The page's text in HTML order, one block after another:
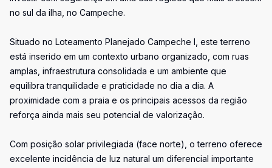
no sul da ilha, no Campeche.
Situado no Loteamento Planejado Campeche I, este terreno
está inserido em um contexto urbano organizado, com ruas
amplas, infraestrutura consolidada e um ambiente que
equilibra tranquilidade e praticidade no dia a dia. A
proximidade com a praia e os principais acessos da região
reforça ainda mais seu potencial de valorização.
Com posição solar privilegiada (face norte), o terreno oferece
excelente incidência de luz natural um diferencial importante